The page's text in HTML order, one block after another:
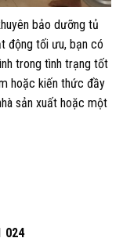
bảo dưỡng tủ
động tối ưu, bạn có
trong tình trạng tốt
hoặc kiến thức đầy
sản xuất hoặc một
024